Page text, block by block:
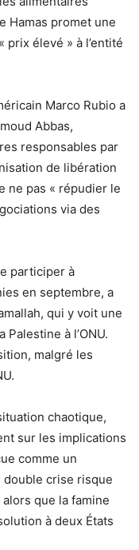
Hamas promet une
élevé » à l’entité
Marco Rubio a
Abbas,
responsables par
de libération
ne pas « répudier le
via des
participer à
en septembre, a
qui y voit une
à l’ONU.
malgré les
chaotique,
sur les implications
comme un
double crise risque
que la famine
à deux États